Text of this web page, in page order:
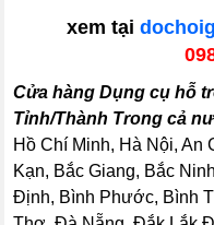
xem tại
Cửa hàng Dụng cụ hỗ
Tỉnh/Thành Trong cả
Hồ Chí Minh, Hà Nội, An
Kạn, Bắc Giang, Bắc
Định, Bình Phước, Bình